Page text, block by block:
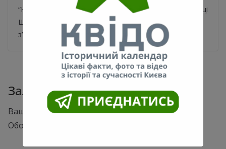
“Київавтодор” планує почати роботи вже в цьому році
Що планують змінити на головній вулиці країни,
з’ясовував сайт “Сьогодні”. Міська влада
Залишити відповідь
Ваша e-mail адреса не оприлюднюватиметься.
Обов’язкові поля позначені